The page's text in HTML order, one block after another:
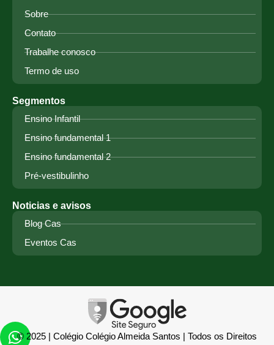
Sobre
Contato
Trabalhe conosco
Termo de uso
Segmentos
Ensino Infantil
Ensino fundamental 1
Ensino fundamental 2
Pré-vestibulinho
Noticias e avisos
Blog Cas
Eventos Cas
© 2025 | Colégio Colégio Almeida Santos | Todos os Direitos